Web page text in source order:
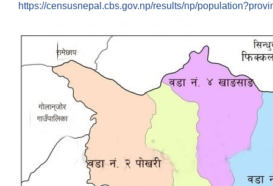
https://censusnepal.cbs.gov.np/results/np/